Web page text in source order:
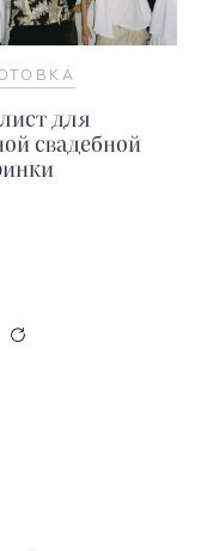
для
свадебной